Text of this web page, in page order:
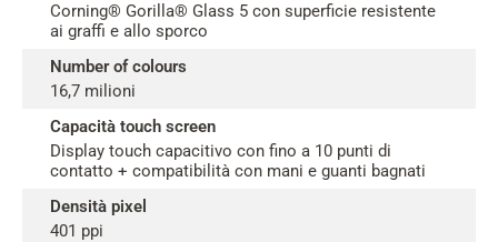
Corning® Gorilla® Glass 5 con superficie resistente
ai graffi e allo sporco
Number of colours
16,7 milioni
Capacità touch screen
Display touch capacitivo con fino a 10 punti di
contatto + compatibilità con mani e guanti bagnati
Densità pixel
401 ppi